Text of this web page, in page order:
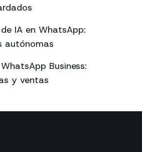
IA en WhatsApp:
autónomas
Business:
y ventas